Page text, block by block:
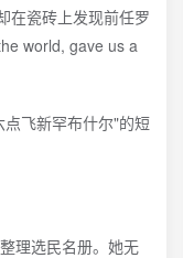
在瓷砖上发现前任罗
world, gave us a
飞新罕布什尔"的短
理选民名册。她无